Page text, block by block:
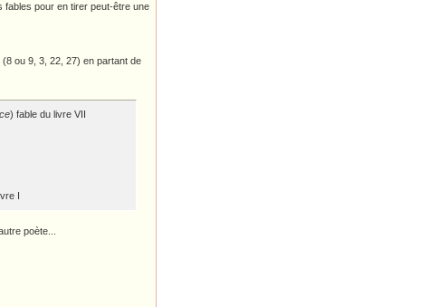
pour en tirer peut-être une
ou 9, 3, 22, 27) en partant de
) fable du livre VII
I
poète...